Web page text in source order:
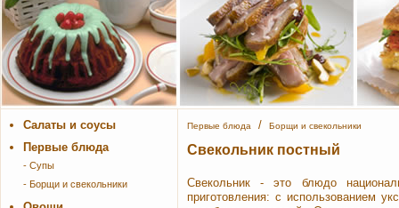
Салаты и соусы
Первые блюда
- Супы
- Борщи и свекольники
Первые блюда / Борщи и свекольники
Свекольник постный
Свекольник - это блюдо
приготовления: с использованием